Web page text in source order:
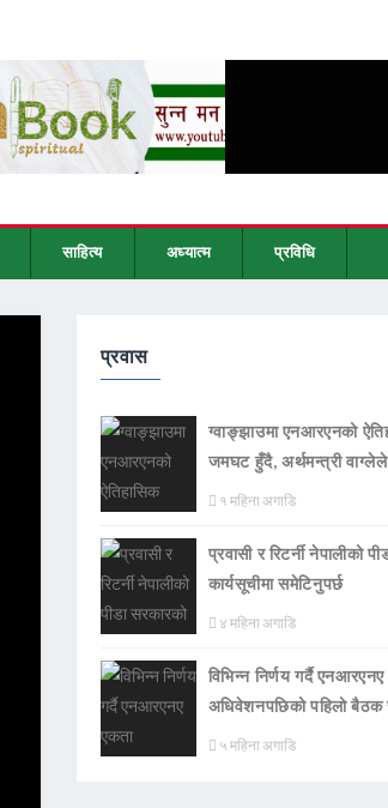
साहित्य अध्यात्म प्रविधि
प्रवास
ग्वाङ्झाउमा एनआरएनको
जमघट हुँदै, अर्थमन्त्री
१ महिना अगाडि
प्रवासी र रिटर्नी नेपालीको
कार्यसूचीमा समेटिनुपर्छ
४ महिना अगाडि
विभिन्न निर्णय गर्दै
अधिवेशनपछिको पहिलो बैठक
५ महिना अगाडि